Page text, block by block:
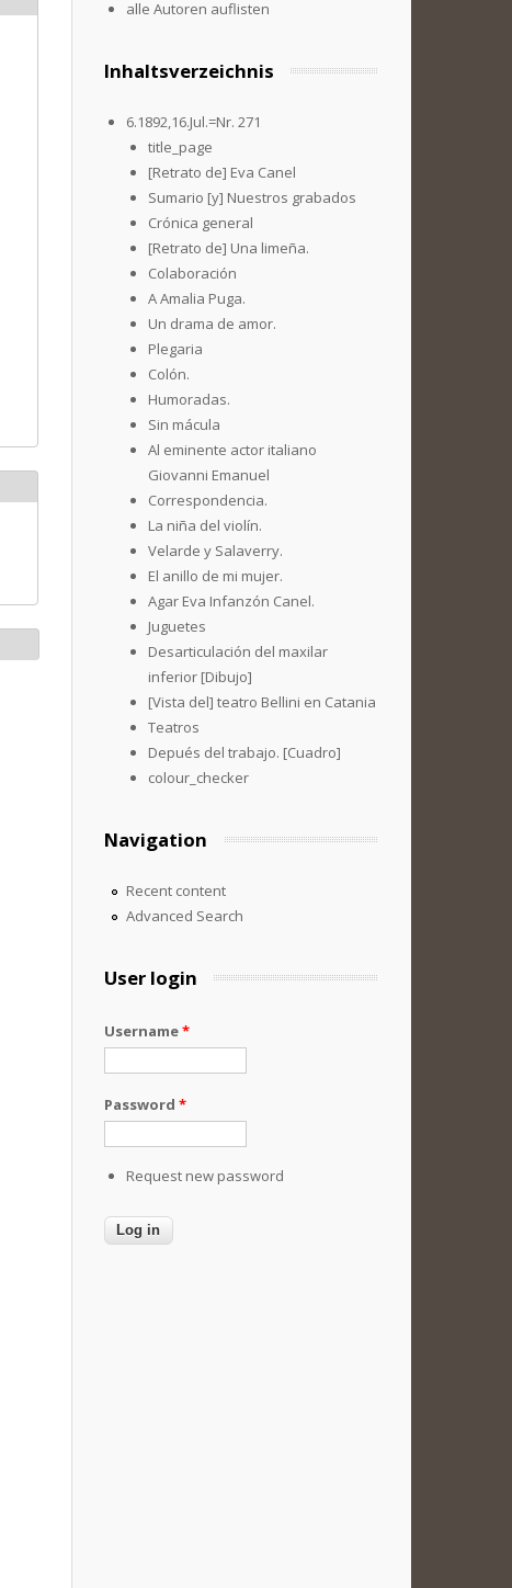
alle Autoren auflisten
Inhaltsverzeichnis
6.1892,16.Jul.=Nr. 271
title_page
[Retrato de] Eva Canel
Sumario [y] Nuestros grabados
Crónica general
[Retrato de] Una limeña.
Colaboración
A Amalia Puga.
Un drama de amor.
Plegaria
Colón.
Humoradas.
Sin mácula
Al eminente actor italiano
Giovanni Emanuel
Correspondencia.
La niña del violín.
Velarde y Salaverry.
El anillo de mi mujer.
Agar Eva Infanzón Canel.
Juguetes
Desarticulación del maxilar
inferior [Dibujo]
[Vista del] teatro Bellini en Catania
Teatros
Depués del trabajo. [Cuadro]
colour_checker
Navigation
Recent content
Advanced Search
User login
Username*
Password *
Request new password